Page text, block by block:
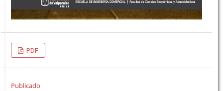
PDF
Publicado